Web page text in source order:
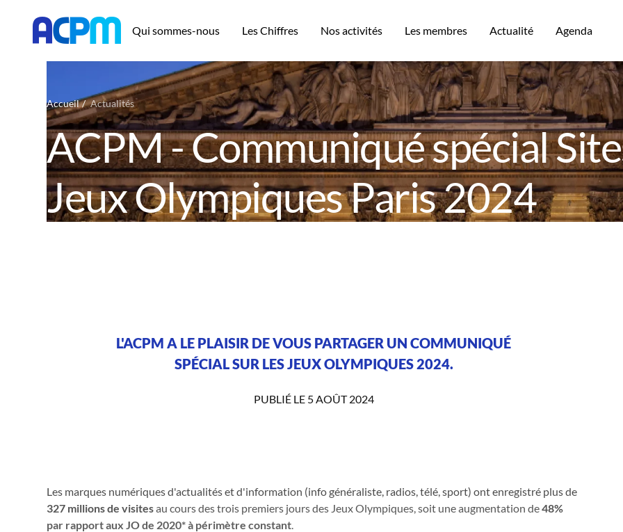
Qui sommes-nous Les Chiffres Nos activités Les membres Actualité Agenda
Accueil Actualités
ACPM - Communiqué spécial
Jeux Olympiques Paris 2024
L'ACPM A LE PLAISIR DE VOUS PARTAGER UN COMMUNIQUÉ
SPÉCIAL SUR LES JEUX OLYMPIQUES 2024.
PUBLIÉ LE 5 AOÛT 2024
Les marques numériques d'actualités et d'information (info généraliste, radios, télé, sport) ont enregistré plus de
327 millions de visitesau cours des trois premiers jours des Jeux Olympiques, soit une augmentation de48%
par rapport aux JO de 2020* à périmètre constant